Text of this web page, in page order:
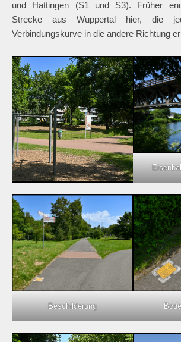
und Hattingen (S1 und S3). Früher
Strecke aus Wuppertal hier, die
Verbindungskurve in die andere Richtung
Beschilderung